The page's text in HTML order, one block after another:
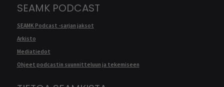
SEAMK PODCAST
SEAMK Podcast -sarjan jaksot
Arkisto
Mediatiedot
Ohjeet podcastin suunnitteluun ja tekemiseen